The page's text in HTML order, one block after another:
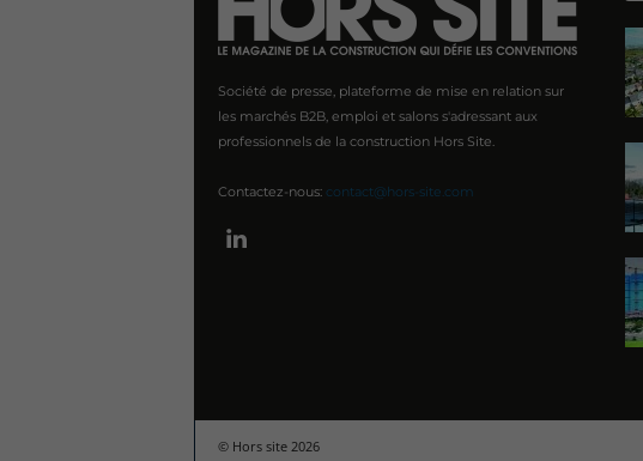
Société de presse, plateforme de mise en relation sur
les marchés B2B, emploi et salons s'adressant aux
professionnels de la construction Hors Site.
Contactez-nous: contact@hors-site.com
© Hors site 2026